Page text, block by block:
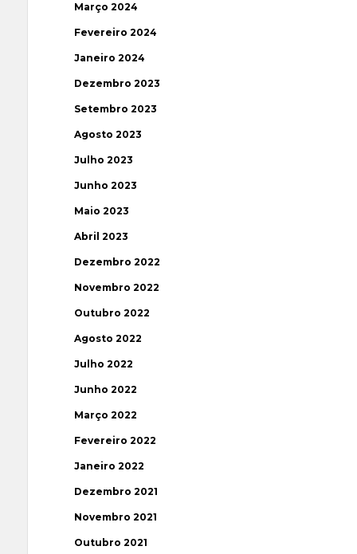
Março 2024
Fevereiro 2024
Janeiro 2024
Dezembro 2023
Setembro 2023
Agosto 2023
Julho 2023
Junho 2023
Maio 2023
Abril 2023
Dezembro 2022
Novembro 2022
Outubro 2022
Agosto 2022
Julho 2022
Junho 2022
Março 2022
Fevereiro 2022
Janeiro 2022
Dezembro 2021
Novembro 2021
Outubro 2021